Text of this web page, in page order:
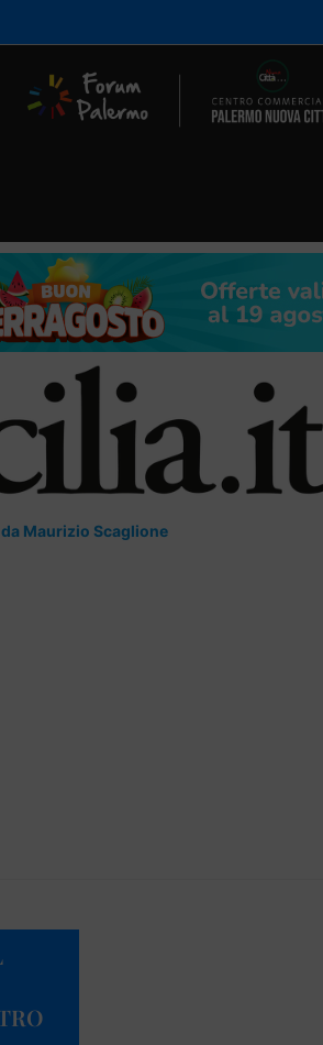
Maurizio Scaglione